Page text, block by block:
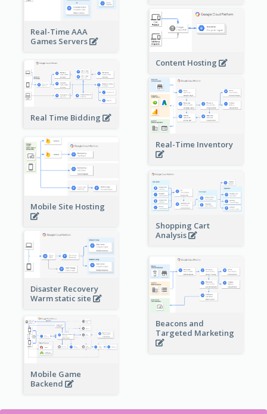
Real-Time AAA
Games Servers
Content Hosting
Real Time Bidding
Real-Time Inventory
Mobile Site Hosting
Shopping Cart
Analysis
Disaster Recovery
Warm static site
Beacons and
Targeted Marketing
Mobile Game
Backend